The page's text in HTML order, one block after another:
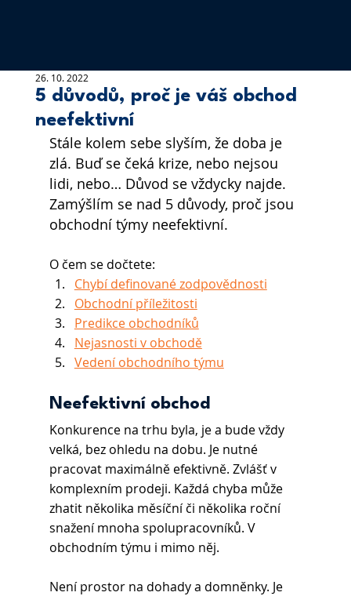
5 důvodů, proč je váš obchod
neefektivní
26. 10. 2022
Stále kolem sebe slyším, že doba je
zlá. Buď se čeká krize, nebo nejsou
lidi, nebo… Důvod se vždycky najde.
Zamýšlím se nad 5 důvody, proč jsou
obchodní týmy neefektivní.
O čem se dočtete:
Chybí definované zodpovědnosti
Obchodní příležitosti
Predikce obchodníků
Nejasnosti v obchodě
Vedení obchodního týmu
Neefektivní obchod
Konkurence na trhu byla, je a bude vždy
velká, bez ohledu na dobu. Je nutné
pracovat maximálně efektivně. Zvlášť v
komplexním prodeji. Každá chyba může
zhatit několika měsíční či několika roční
snažení mnoha spolupracovníků. V
obchodním týmu i mimo něj.
Není prostor na dohady a domněnky. Je